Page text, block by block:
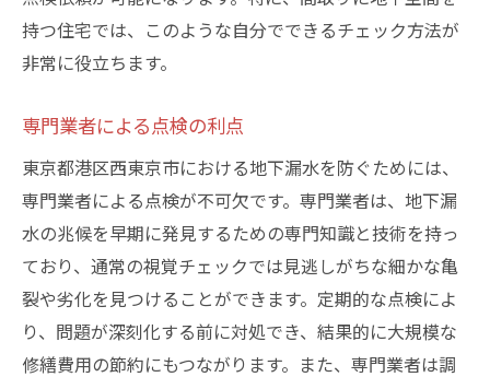
持つ住宅では、このような自分でできるチェック方法が
非常に役立ちます。
専門業者による点検の利点
東京都港区西東京市における地下漏水を防ぐためには、
専門業者による点検が不可欠です。専門業者は、地下漏
水の兆候を早期に発見するための専門知識と技術を持っ
ており、通常の視覚チェックでは見逃しがちな細かな亀
裂や劣化を見つけることができます。定期的な点検によ
り、問題が深刻化する前に対処でき、結果的に大規模な
修繕費用の節約にもつながります。また、専門業者は調